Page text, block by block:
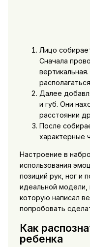
Лицо
Сначала
Далее
и губ. Они
расстоянии
После
характерные
Настроение в
использования
позиций рук, ног и
идеальной модели,
которую написал
попробовать
Как
ребенка